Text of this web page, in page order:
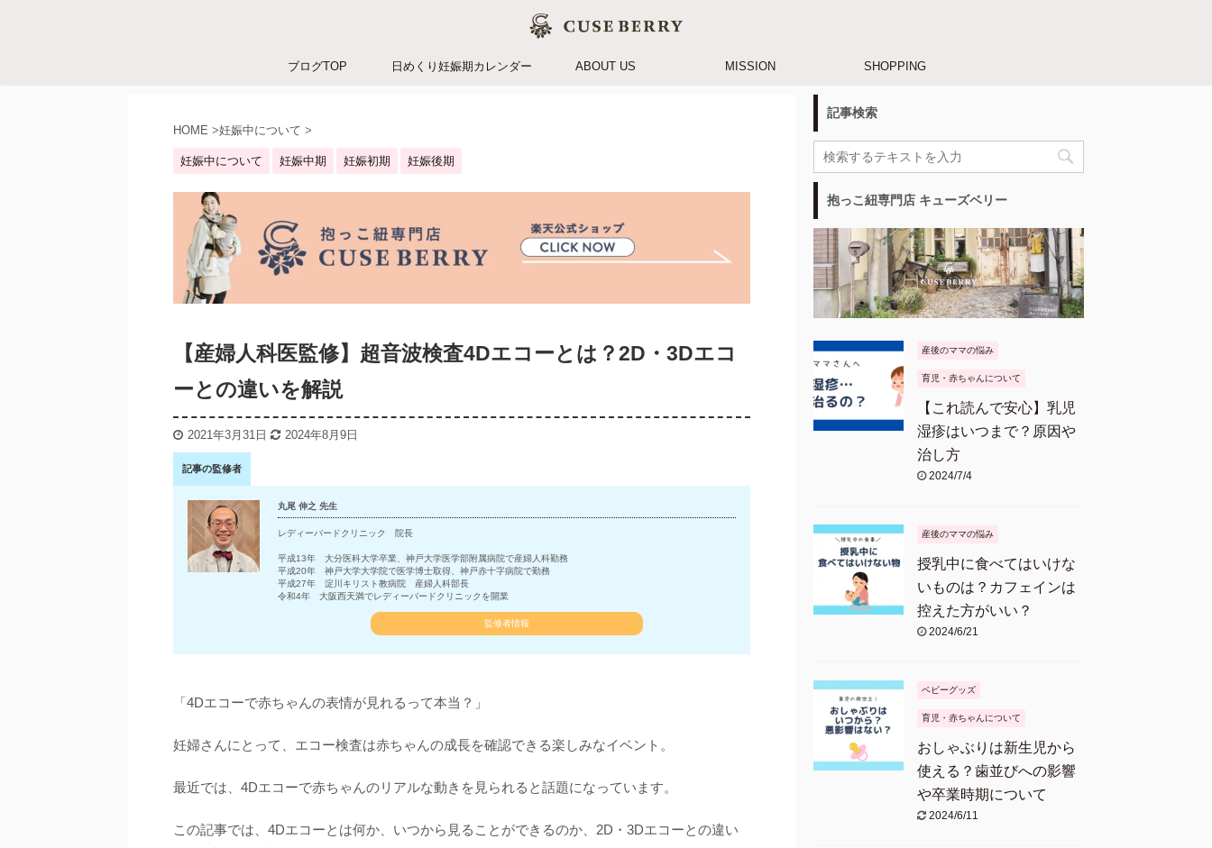
ブログTOP 日めくり妊娠期カレンダー ABOUT US MISSION SHOPPING
HOME >妊娠中について >
妊娠中について 妊娠中期 妊娠初期 妊娠後期
【産婦人科医監修】超音波検査4Dエコーとは？2D・3Dエコ
ーとの違いを解説
2021年3月31日 2024年8月9日
記事の監修者
丸尾 伸之 先生
レディーバードクリニック 院長
平成13年 大分医科大学卒業、神戸大学医学部附属病院で産婦人科勤務
平成20年 神戸大学大学院で医学博士取得、神戸赤十字病院で勤務
平成27年 淀川キリスト教病院 産婦人科部長
令和4年 大阪西天満でレディーバードクリニックを開業
監修者情報
「4Dエコーで赤ちゃんの表情が見れるって本当？」
妊婦さんにとって、エコー検査は赤ちゃんの成長を確認できる楽しみなイベント。
最近では、4Dエコーで赤ちゃんのリアルな動きを見られると話題になっています。
この記事では、4Dエコーとは何か、いつから見ることができるのか、2D・3Dエコーとの違い
記事検索
抱っこ紐専門店 キューズベリー
産後のママの悩み
育児・赤ちゃんについて
【これ読んで安心】乳児
湿疹はいつまで？原因や
治し方
2024/7/4
産後のママの悩み
授乳中に食べてはいけな
いものは？カフェインは
控えた方がいい？
2024/6/21
ベビーグッズ
育児・赤ちゃんについて
おしゃぶりは新生児から
使える？歯並びへの影響
や卒業時期について
2024/6/11